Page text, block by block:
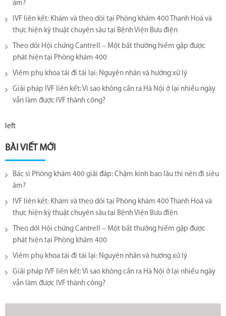
âm?
IVF liên kết: Khám và theo dõi tại Phòng khám 400 Thanh Hoá và
thực hiện kỹ thuật chuyên sâu tại Bệnh Viện Bưu điện
Theo dõi Hội chứng Cantrell – Một bất thường hiếm gặp được
phát hiện tại Phòng khám 400
Viêm phụ khoa tái đi tái lại​: Nguyên nhân và hướng xử lý
Giải pháp IVF liên kết: Vì sao không cần ra Hà Nội ở lại nhiều ngày
vẫn làm được IVF thành công?
left
BÀI VIẾT MỚI
Bác sĩ Phòng khám 400 giải đáp: Chậm kinh bao lâu thì nên đi siêu
âm?
IVF liên kết: Khám và theo dõi tại Phòng khám 400 Thanh Hoá và
thực hiện kỹ thuật chuyên sâu tại Bệnh Viện Bưu điện
Theo dõi Hội chứng Cantrell – Một bất thường hiếm gặp được
phát hiện tại Phòng khám 400
Viêm phụ khoa tái đi tái lại​: Nguyên nhân và hướng xử lý
Giải pháp IVF liên kết: Vì sao không cần ra Hà Nội ở lại nhiều ngày
vẫn làm được IVF thành công?